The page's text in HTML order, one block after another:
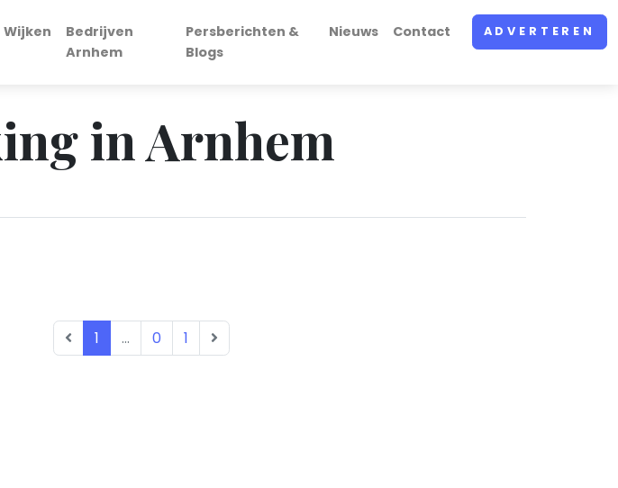
Wijken
Bedrijven
Arnhem
Persberichten &
Blogs
Nieuws Contact ADVERTEREN
in Arnhem
1 ... 0 1